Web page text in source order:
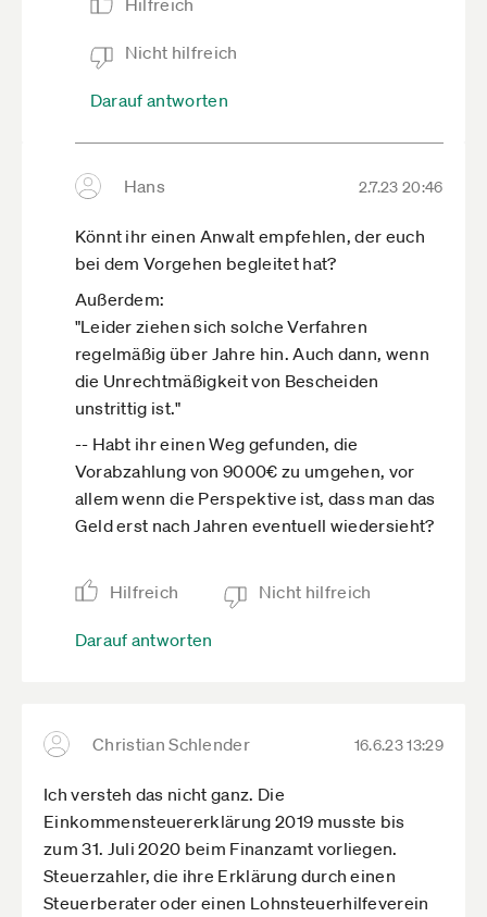
Nicht hilfreich
Darauf antworten
Hans 2.7.23 20:46
Könnt ihr einen Anwalt empfehlen, der euch
bei dem Vorgehen begleitet hat?
Außerdem:
"Leider ziehen sich solche Verfahren
regelmäßig über Jahre hin. Auch dann, wenn
die Unrechtmäßigkeit von Bescheiden
unstrittig ist."
-- Habt ihr einen Weg gefunden, die
Vorabzahlung von 9000€ zu umgehen, vor
allem wenn die Perspektive ist, dass man das
Geld erst nach Jahren eventuell wiedersieht?
Hilfreich Nicht hilfreich
Darauf antworten
Christian Schlender 16.6.23 13:29
Ich versteh das nicht ganz. Die
Einkommensteuererklärung 2019 musste bis
zum 31. Juli 2020 beim Finanzamt vorliegen.
Steuerzahler, die ihre Erklärung durch einen
Steuerberater oder einen Lohnsteuerhilfeverein